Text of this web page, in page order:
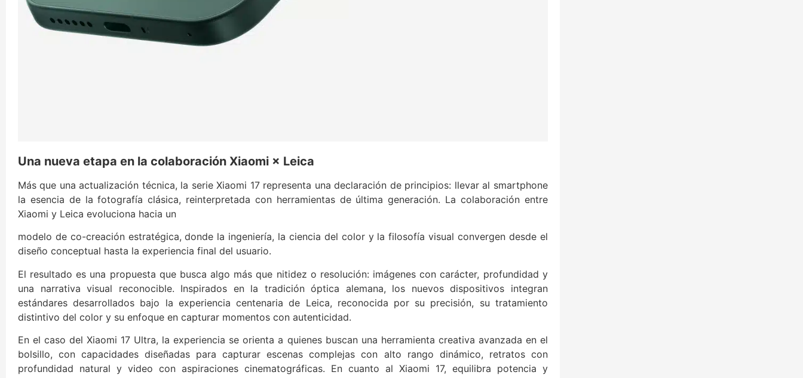
Una nueva etapa en la colaboración Xiaomi × Leica
Más que una actualización técnica, la serie Xiaomi 17 representa una declaración de principios: llevar al smartphone
la esencia de la fotografía clásica, reinterpretada con herramientas de última generación. La colaboración entre
Xiaomi y Leica evoluciona hacia un
modelo de co-creación estratégica, donde la ingeniería, la ciencia del color y la filosofía visual convergen desde el
diseño conceptual hasta la experiencia final del usuario.
El resultado es una propuesta que busca algo más que nitidez o resolución: imágenes con carácter, profundidad y
una narrativa visual reconocible. Inspirados en la tradición óptica alemana, los nuevos dispositivos integran
estándares desarrollados bajo la experiencia centenaria de Leica, reconocida por su precisión, su tratamiento
distintivo del color y su enfoque en capturar momentos con autenticidad.
En el caso del Xiaomi 17 Ultra, la experiencia se orienta a quienes buscan una herramienta creativa avanzada en el
bolsillo, con capacidades diseñadas para capturar escenas complejas con alto rango dinámico, retratos con
profundidad natural y video con aspiraciones cinematográficas. En cuanto al Xiaomi 17, equilibra potencia y